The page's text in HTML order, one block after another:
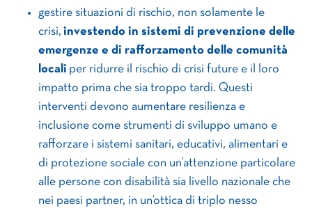
gestire situazioni di rischio, non solamente le
crisi, investendo in sistemi di prevenzione delle
emergenze e di rafforzamento delle comunità
locali per ridurre il rischio di crisi future e il loro
impatto prima che sia troppo tardi. Questi
interventi devono aumentare resilienza e
inclusione come strumenti di sviluppo umano e
rafforzare i sistemi sanitari, educativi, alimentari e
di protezione sociale con un’attenzione particolare
alle persone con disabilità sia livello nazionale che
nei paesi partner, in un’ottica di triplo nesso